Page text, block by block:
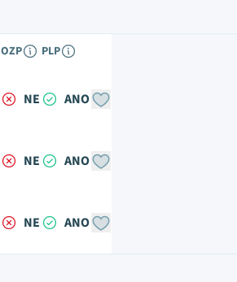
OZP PLP
NE ANO
NE ANO
NE ANO